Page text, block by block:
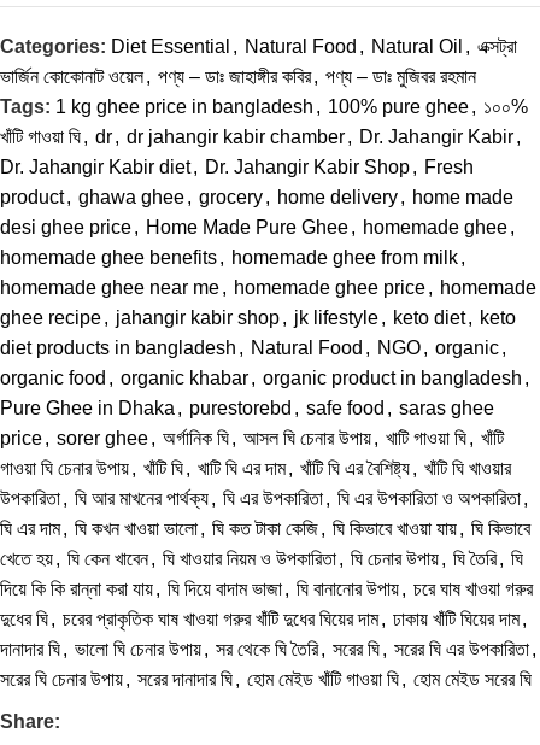
Categories: Diet Essential , Natural Food , Natural Oil , এক্সট্রা
ভার্জিন কোকোনাট ওয়েল, পণ্য – ডাঃ জাহাঙ্গীর কবির, পণ্য – ডাঃ মুজিবর রহমান
Tags: 1 kg ghee price in bangladesh , 100% pure ghee, ১০০%
খাঁটি গাওয়া ঘি, dr, dr jahangir kabir chamber, Dr. Jahangir Kabir,
Dr. Jahangir Kabir diet, Dr. Jahangir Kabir Shop, Fresh
product, ghawa ghee, grocery, home delivery, home made
desi ghee price, Home Made Pure Ghee, homemade ghee,
homemade ghee benefits, homemade ghee from milk,
homemade ghee near me, homemade ghee price, homemade
ghee recipe, jahangir kabir shop, jk lifestyle, keto diet, keto
diet products in bangladesh , Natural Food , NGO, organic,
organic food , organic khabar, organic product in bangladesh ,
Pure Ghee in Dhaka , purestorebd , safe food , saras ghee
price, sorer ghee, অর্গানিক ঘি, আসল ঘি চেনার উপায়, খাটি গাওয়া ঘি, খাঁটি
গাওয়া ঘি চেনার উপায়, খাঁটি ঘি, খাটি ঘি এর দাম, খাঁটি ঘি এর বৈশিষ্ট্য, খাঁটি ঘি খাওয়ার
উপকারিতা, ঘি আর মাখনের পার্থক্য, ঘি এর উপকারিতা, ঘি এর উপকারিতা ও অপকারিতা,
ঘি এর দাম, ঘি কখন খাওয়া ভালো, ঘি কত টাকা কেজি, ঘি কিভাবে খাওয়া যায়, ঘি কিভাবে
খেতে হয়, ঘি কেন খাবেন, ঘি খাওয়ার নিয়ম ও উপকারিতা, ঘি চেনার উপায়, ঘি তৈরি, ঘি
দিয়ে কি কি রান্না করা যায়, ঘি দিয়ে বাদাম ভাজা, ঘি বানানোর উপায়, চরে ঘাষ খাওয়া গরুর
দুধের ঘি, চরের প্রাকৃতিক ঘাষ খাওয়া গরুর খাঁটি দুধের ঘিয়ের দাম, ঢাকায় খাঁটি ঘিয়ের দাম,
দানাদার ঘি, ভালো ঘি চেনার উপায়, সর থেকে ঘি তৈরি, সরের ঘি, সরের ঘি এর উপকারিতা,
সরের ঘি চেনার উপায়, সরের দানাদার ঘি, হোম মেইড খাঁটি গাওয়া ঘি, হোম মেইড সরের ঘি
Share: